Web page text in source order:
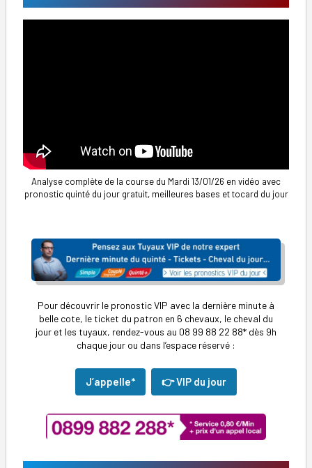
Analyse complète de la course du Mardi 13/01/26 en vidéo avec
pronostic quinté du jour gratuit, meilleures bases et tocard du jour
Pour découvrir le pronostic VIP avec la dernière minute à
belle cote, le ticket du patron en 6 chevaux, le cheval du
jour et les tuyaux, rendez-vous au 08 99 88 22 88* dès 9h
chaque jour ou dans l’espace réservé :
J’appelle* 👉 VIP du jour